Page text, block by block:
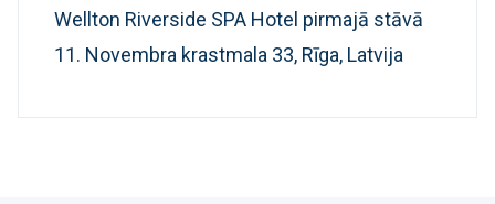
Wellton Riverside SPA Hotel pirmajā stāvā
11. Novembra krastmala 33, Rīga, Latvija